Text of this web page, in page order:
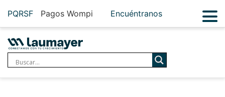
PQRSF Pagos Wompi Encuéntranos